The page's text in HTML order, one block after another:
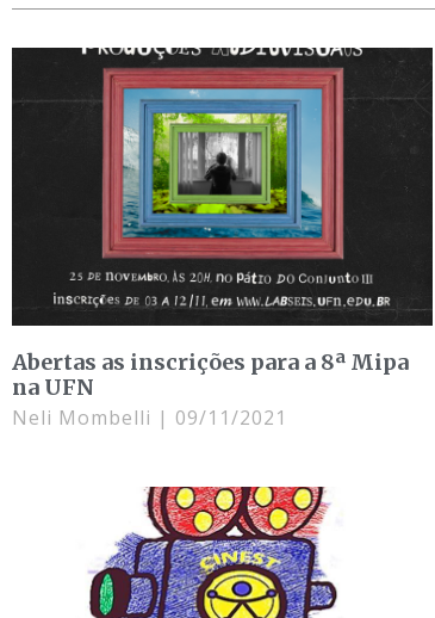
Abertas as inscrições para a 8ª Mipa
na UFN
Neli Mombelli 09/11/2021